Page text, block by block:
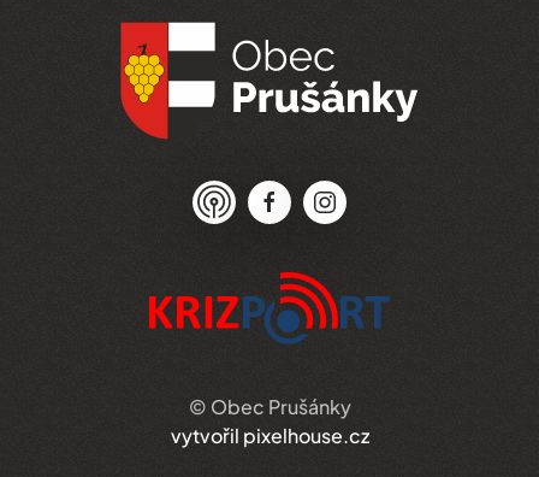
© Obec Prušánky
vytvořil pixelhouse.cz